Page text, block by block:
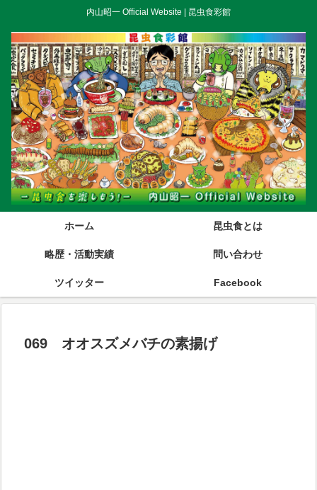
内山昭一 Official Website | 昆虫食彩館
ホーム 昆虫食とは
略歴・活動実績 問い合わせ
ツイッター Facebook
069 オオスズメバチの素揚げ